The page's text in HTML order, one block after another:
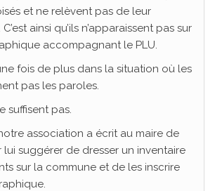
et ne relèvent pas de leur
ainsi qu’ils n’apparaissent pas sur
accompagnant le PLU.
fois de plus dans la situation où les
pas les paroles.
suffisent pas.
association a écrit au maire de
lui suggérer de dresser un inventaire
sur la commune et de les inscrire